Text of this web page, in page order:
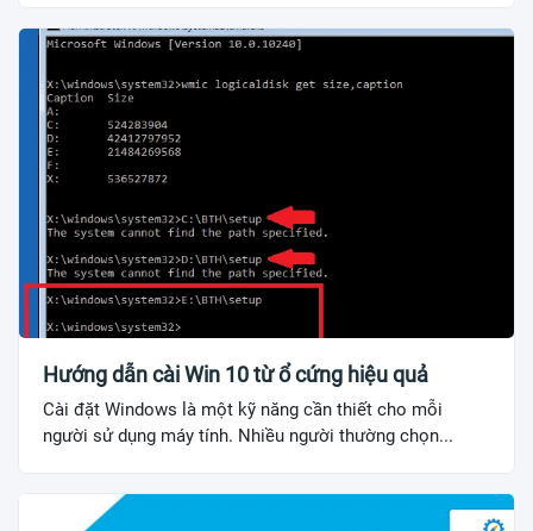
Hướng dẫn cài Win 10 từ ổ cứng hiệu quả
Cài đặt Windows là một kỹ năng cần thiết cho mỗi
người sử dụng máy tính. Nhiều người thường chọn...